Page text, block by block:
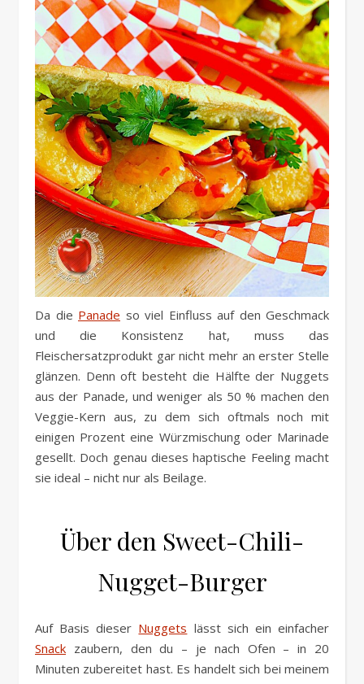
Da die Panade so viel Einfluss auf den Geschmack
und die Konsistenz hat, muss das
Fleischersatzprodukt gar nicht mehr an erster Stelle
glänzen. Denn oft besteht die Hälfte der Nuggets
aus der Panade, und weniger als 50 % machen den
Veggie-Kern aus, zu dem sich oftmals noch mit
einigen Prozent eine Würzmischung oder Marinade
gesellt. Doch genau dieses haptische Feeling macht
sie ideal – nicht nur als Beilage.
Über den Sweet-Chili-
Nugget-Burger
Auf Basis dieser Nuggets lässt sich ein einfacher
Snack zaubern, den du – je nach Ofen – in 20
Minuten zubereitet hast. Es handelt sich bei meinem